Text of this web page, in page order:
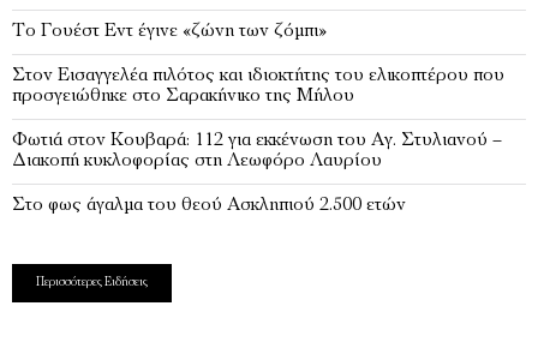
Το Γουέστ Εντ έγινε «ζώνη των ζόμπι»
Στον Εισαγγελέα πιλότος και ιδιοκτήτης του ελικοπτέρου που
προσγειώθηκε στο Σαρακήνικο της Μήλου
Φωτιά στον Κουβαρά: 112 για εκκένωση του Αγ. Στυλιανού –
Διακοπή κυκλοφορίας στη Λεωφόρο Λαυρίου
Στο φως άγαλμα του θεού Ασκληπιού 2.500 ετών
Περισσότερες Ειδήσεις